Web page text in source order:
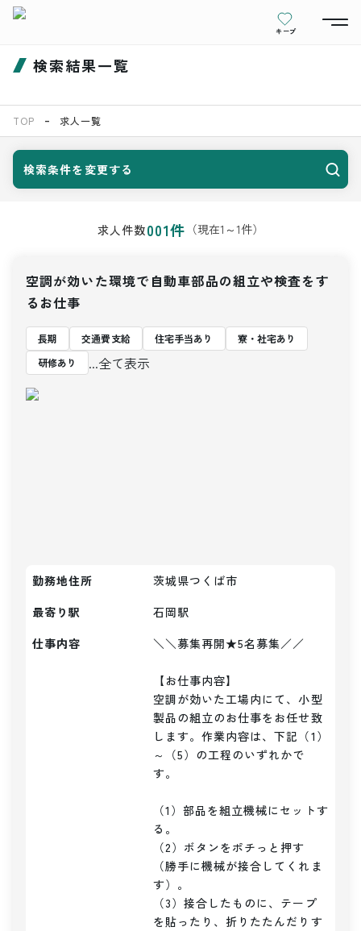
キープ
検索結果一覧
TOP 求人一覧
検索条件を変更する
求人件数001件 （現在1 ～1件）
空調が効いた環境で自動車部品の組立や検査をす
るお仕事
長期 交通費支給 住宅手当あり
寮・社宅あり
研修あり
...全て表示
勤務地住所
茨城県つくば市
最寄り駅
石岡駅
仕事内容
＼＼募集再開★5名募集／／
【お仕事内容】
空調が効いた工場内にて、小型
製品の組立のお仕事をお任せ致
します。作業内容は、下記（1）
～（5）の工程のいずれかで
す。
（1）部品を組立機械にセットす
る。
（2）ボタンをポチっと押す
（勝手に機械が接合してくれま
す）。
（3）接合したものに、テープ
を貼ったり、折りたたんだりす